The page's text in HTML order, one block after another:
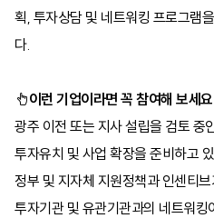
획, 투자상담 및 네트워킹 프로그램
다.
☝️이런 기업이라면 꼭 참여해 보세
광주 이전 또는 지사 설립을 검토 중
투자유치 및 사업 확장을 준비하고
정부 및 지자체 지원정책과 인센티
투자기관 및 유관기관과의 네트워킹